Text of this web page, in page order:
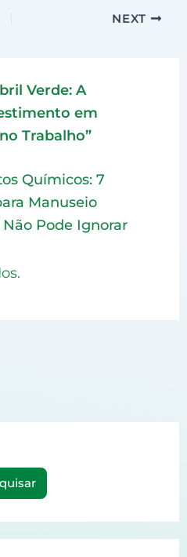
NEXT
Verde: A
em
Trabalho”
Químicos: 7
Manuseio
Pode Ignorar